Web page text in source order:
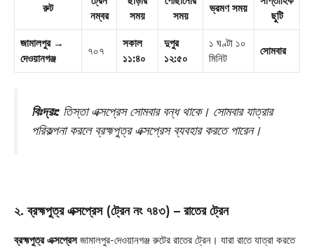
রুট
নম্বর
সময়
সময়
ভ্রমণ সময়
ছুটি
জামালপুর →
দেওয়ানগঞ্জ
৭০৭
সকাল
১১:৪০
দুপুর
১২:৫০
১ ঘণ্টা ১০
মিনিট
সোমবার
বিঃদ্রঃ: তিস্তা এক্সপ্রেস সোমবার বন্ধ থাকে। সোমবার যাত্রার
পরিকল্পনা করলে ব্রহ্মপুত্র এক্সপ্রেস ব্যবহার করতে পারেন।
২. ব্রহ্মপুত্র এক্সপ্রেস (ট্রেন নং ৭৪৩) – রাতের ট্রেন
ব্রহ্মপুত্র এক্সপ্রেসজামালপুর-দেওয়ানগঞ্জ রুটের রাতের ট্রেন। যারা রাতে যাত্রা করতে